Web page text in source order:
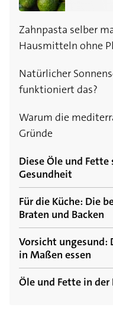
Zahnpasta selber
Hausmitteln ohne
Natürlicher
funktioniert das?
Warum die
Gründe
Diese Öle und
Gesundheit
Leinöl, Rapsöl,
Native Öle:
ist
Für die Küche: Die
Braten und Backen
Die besten Öle
Die besten Öle und
Vorsicht ungesund:
in Maßen essen
Gesättigt,
Öle und Fette in